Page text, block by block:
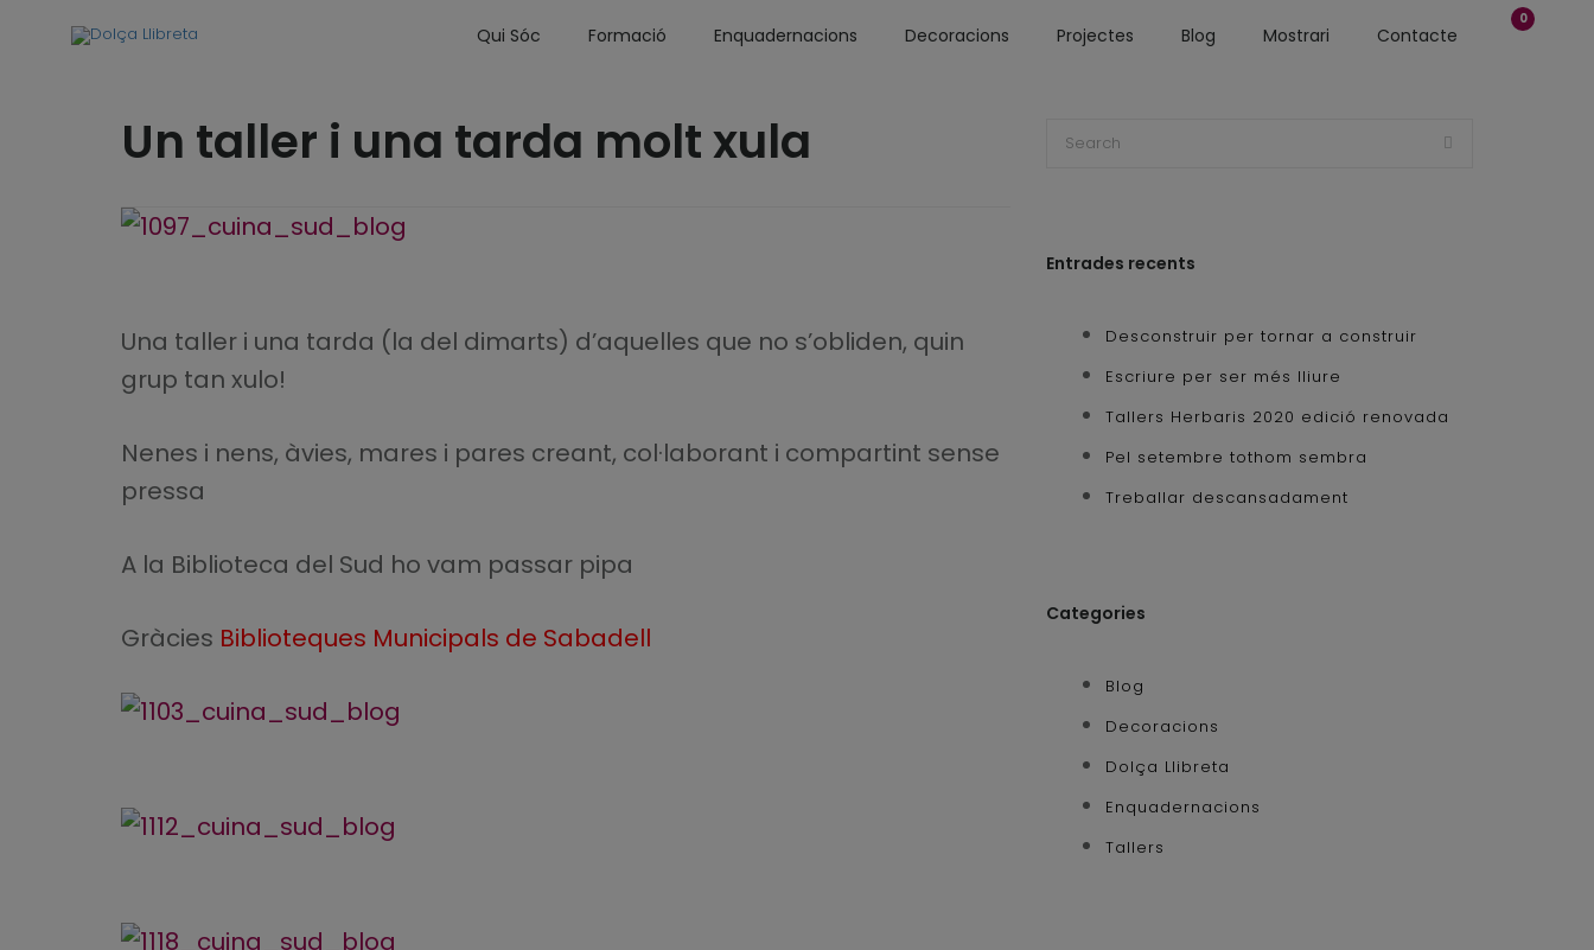
0
Qui Sóc Formació Enquadernacions Decoracions Projectes Blog Mostrari Contacte
Un taller i una tarda molt xula
Una taller i una tarda (la del dimarts) d’aquelles que no s’obliden, quin
grup tan xulo!
Nenes i nens, àvies, mares i pares creant, col·laborant i compartint sense
pressa
A la Biblioteca del Sud ho vam passar pipa
Gràcies Biblioteques Municipals de Sabadell
Entrades recents
Desconstruir per tornar a construir
Escriure per ser més lliure
Tallers Herbaris 2020 edició renovada
Pel setembre tothom sembra
Treballar descansadament
Categories
Blog
Decoracions
Dolça Llibreta
Enquadernacions
Tallers